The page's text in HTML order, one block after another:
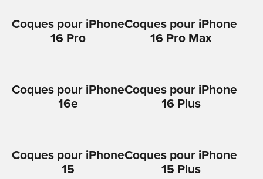
Coques pour iPhone
16 Pro
Coques pour iPhone
16 Pro Max
Coques pour iPhone
16e
Coques pour iPhone
16 Plus
Coques pour iPhone
15
Coques pour iPhone
15 Plus